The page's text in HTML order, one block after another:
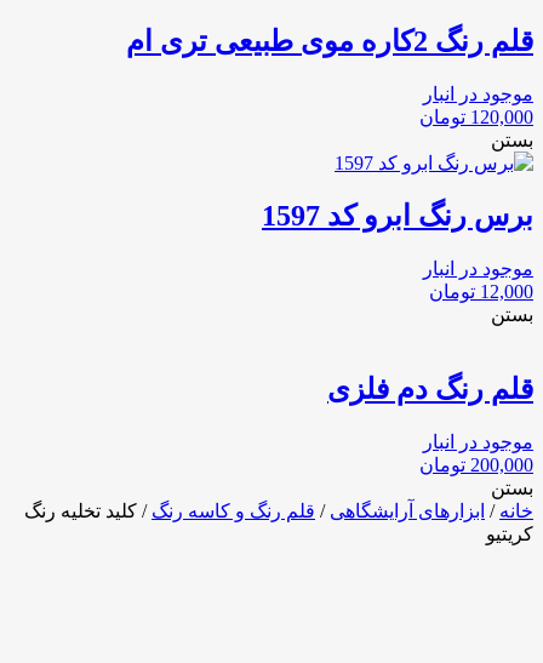
قلم رنگ 2کاره موی طبیعی تری ام
موجود در انبار
120,000 تومان
بستن
برس رنگ ابرو کد 1597
موجود در انبار
12,000 تومان
بستن
قلم رنگ دم فلزی
موجود در انبار
200,000 تومان
بستن
خانه / ابزارهای آرایشگاهی / قلم رنگ و کاسه رنگ / کلید تخلیه رنگ
کریتیو